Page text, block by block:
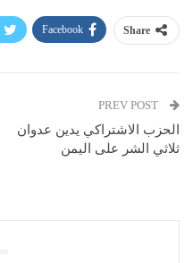
Share
Facebook
الحزب الاشتراكي يدين عدوان
ثلاثي الشر على اليمن